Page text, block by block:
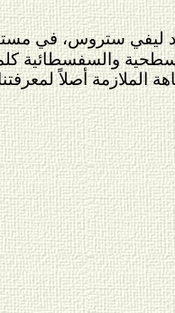
ليفي ستروس، في مستهل
والسفسطائية
الملازمة أصلاً